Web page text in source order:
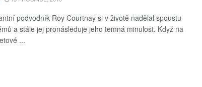
podvodník Roy Courtnay si v životě nadělal spoustu
a stále jej pronásleduje jeho temná minulost. Když na
...